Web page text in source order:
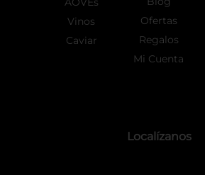
Vinos
Caviar
Ofertas
Regalos
Mi Cuenta
Localízanos